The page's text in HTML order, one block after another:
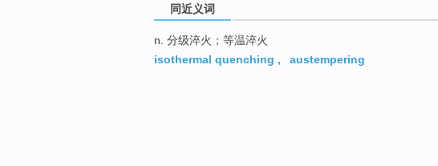
同近义词
n. 分级淬火；等温淬火
isothermal quenching , austempering